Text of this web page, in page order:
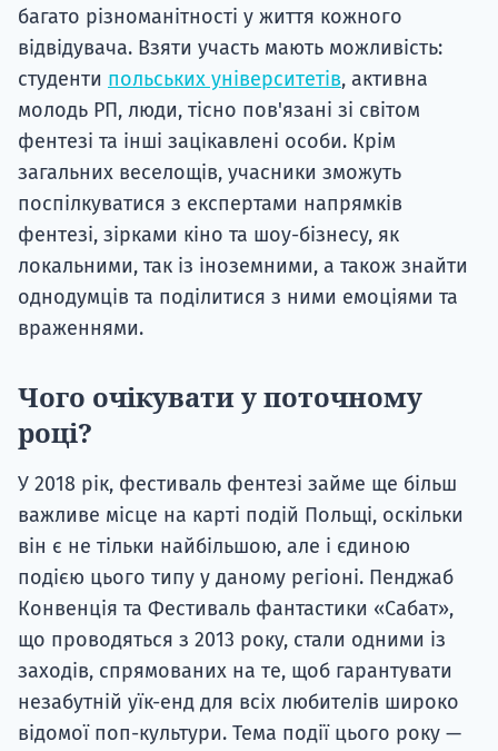
багато різноманітності у життя кожного
відвідувача. Взяти участь мають можливість:
студенти польських університетів, активна
молодь РП, люди, тісно пов'язані зі світом
фентезі та інші зацікавлені особи. Крім
загальних веселощів, учасники зможуть
поспілкуватися з експертами напрямків
фентезі, зірками кіно та шоу-бізнесу, як
локальними, так із іноземними, а також знайти
однодумців та поділитися з ними емоціями та
враженнями.
Чого очікувати у поточному
році?
У 2018 рік, фестиваль фентезі займе ще більш
важливе місце на карті подій Польщі, оскільки
він є не тільки найбільшою, але і єдиною
подією цього типу у даному регіоні. Пенджаб
Конвенція та Фестиваль фантастики «Сабат»,
що проводяться з 2013 року, стали одними із
заходів, спрямованих на те, щоб гарантувати
незабутній уїк-енд для всіх любителів широко
відомої поп-культури. Тема події цього року —